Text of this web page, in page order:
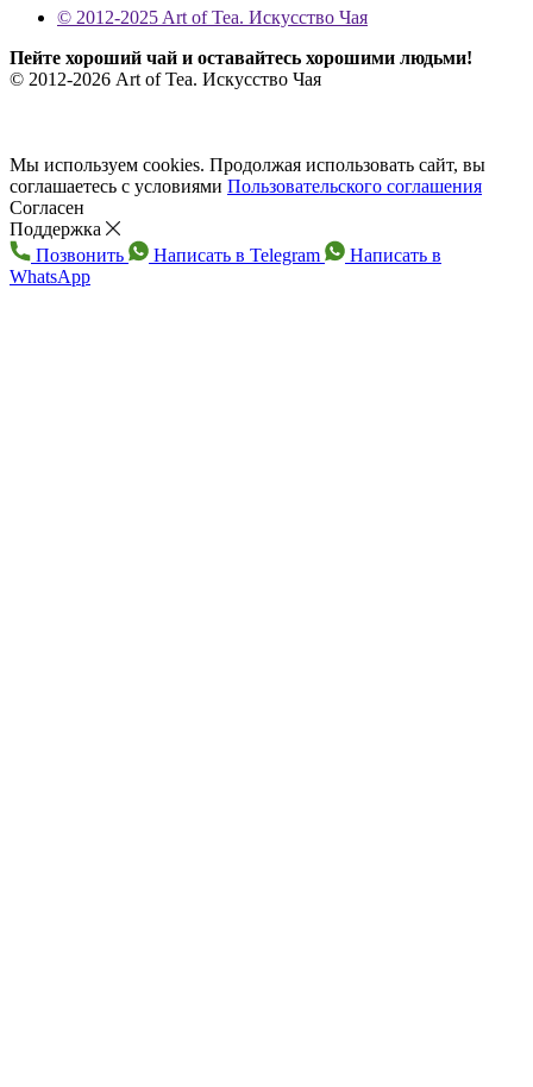
© 2012-2025 Art of Tea. Искусство Чая
Пейте хороший чай и оставайтесь хорошими людьми!
© 2012-2026 Art of Tea. Искусство Чая
Мы используем cookies. Продолжая использовать сайт, вы
соглашаетесь с условиями Пользовательского соглашения
Согласен
Поддержка
Позвонить
Написать в Telegram
Написать в
WhatsApp